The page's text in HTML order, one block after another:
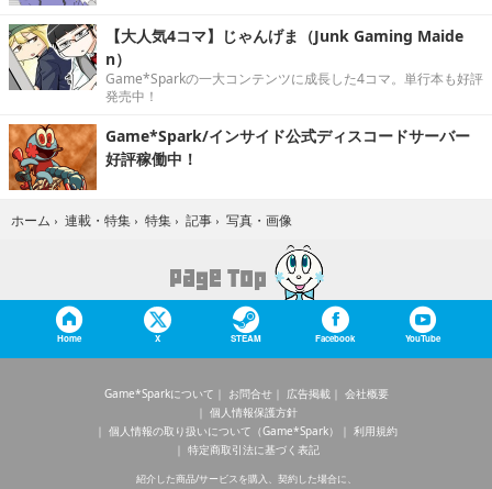
【大人気4コマ】じゃんげま（Junk Gaming Maide
n）
Game*Sparkの一大コンテンツに成長した4コマ。単行本も好評
発売中！
Game*Spark/インサイド公式ディスコードサーバー
好評稼働中！
ホーム › 連載・特集 › 特集 › 記事 › 写真・画像
Home X STEAM Facebook YouTube
Game*Sparkについて お問合せ 広告掲載
会社概要
個人情報保護方針
個人情報の取り扱いについて（Game*Spark）
利用規約
特定商取引法に基づく表記
紹介した商品/サービスを購入、契約した場合に、